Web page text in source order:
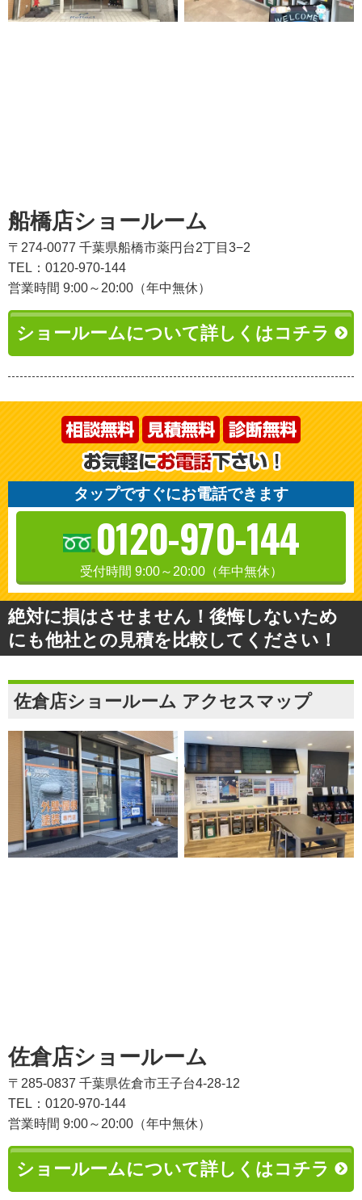
船橋店ショールーム
〒274-0077 千葉県船橋市薬円台2丁目3−2
TEL：0120-970-144
営業時間 9:00～20:00（年中無休）
ショールームについて詳しくはコチラ
タップですぐにお電話できます
0120-970-144
受付時間 9:00～20:00（年中無休）
絶対に損はさせません！後悔しないため
にも他社との見積を比較してください！
佐倉店ショールーム アクセスマップ
佐倉店ショールーム
〒285-0837 千葉県佐倉市王子台4-28-12
TEL：0120-970-144
営業時間 9:00～20:00（年中無休）
ショールームについて詳しくはコチラ